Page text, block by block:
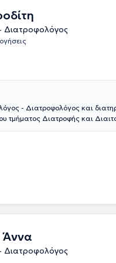
διαιτητικής και
ένα πλήθος
είναι αρθρογράφος στο
της Ένωσης Διαιτολόγων -
Διατροφολόγος
- Διατροφολόγος και
τμήματος Διατροφής και
Συνέχισε τη συνεργασία της με
συνεργάτης, στο πλαίσιο του
στη Βόρεια Ιρλανδία. Τέλος,
τις επιστημονικές
Άννα
Διατροφολόγος